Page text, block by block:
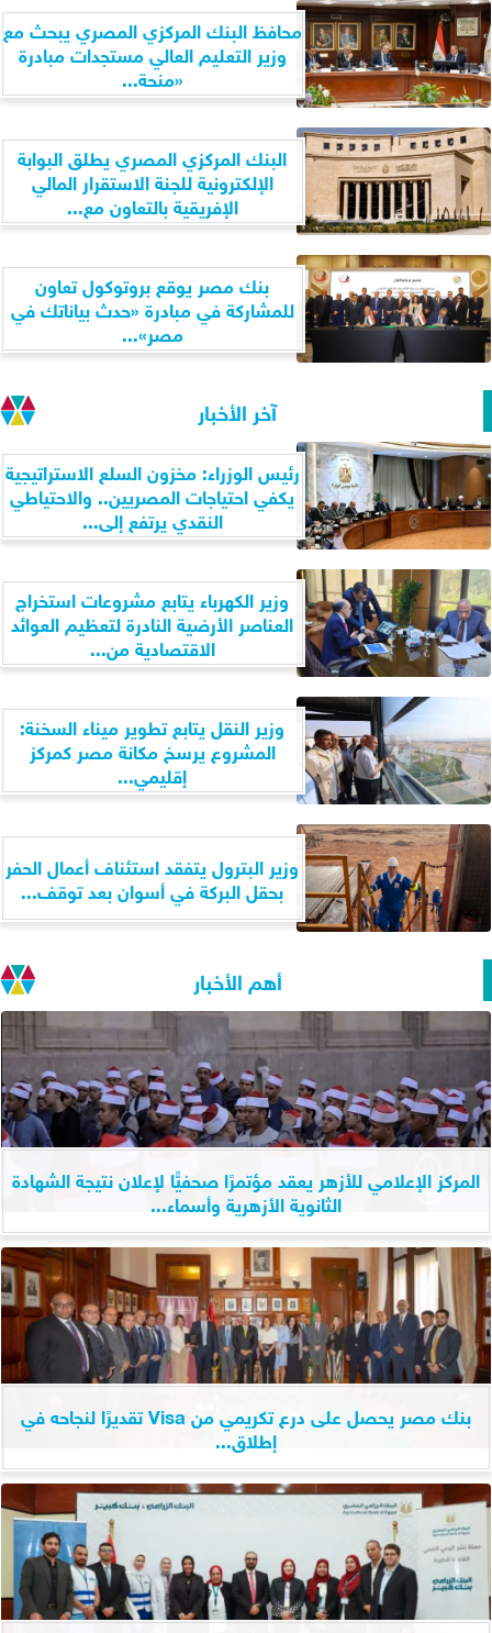
محافظ البنك المركزي المصري يبحث مع
وزير التعليم العالي مستجدات مبادرة
«منحة...
البنك المركزي المصري يطلق البوابة
الإلكترونية للجنة الاستقرار المالي
الإفريقية بالتعاون مع...
بنك مصر يوقع بروتوكول تعاون
للمشاركة في مبادرة «حدث بياناتك في
مصر»...
آخر الأخبار
رئيس الوزراء: مخزون السلع الاستراتيجية
يكفي احتياجات المصريين.. والاحتياطي
النقدي يرتفع إلى...
وزير الكهرباء يتابع مشروعات استخراج
العناصر الأرضية النادرة لتعظيم العوائد
الاقتصادية من...
وزير النقل يتابع تطوير ميناء السخنة:
المشروع يرسخ مكانة مصر كمركز
إقليمي...
وزير البترول يتفقد استئناف أعمال الحفر
بحقل البركة في أسوان بعد توقف...
أهم الأخبار
المركز الإعلامي للأزهر يعقد مؤتمرًا صحفيًّا لإعلان نتيجة الشهادة
الثانوية الأزهرية وأسماء...
بنك مصر يحصل على درع تكريمي من Visa تقديرًا لنجاحه في
إطلاق...